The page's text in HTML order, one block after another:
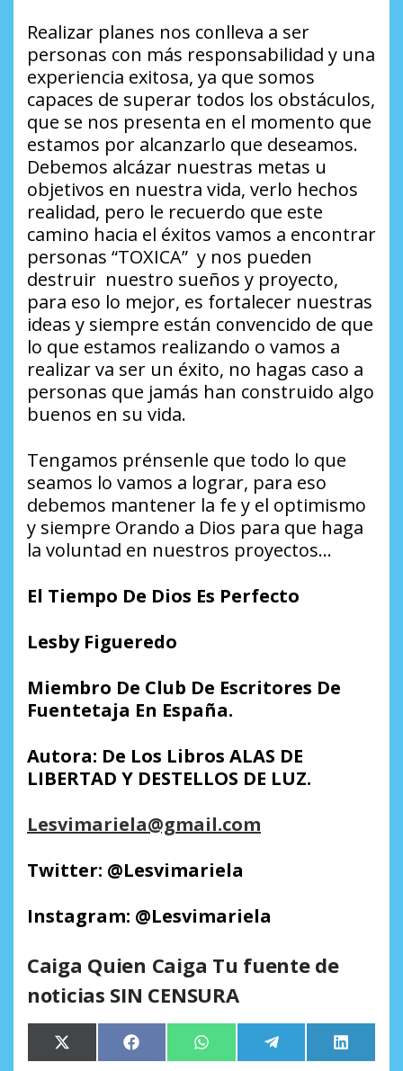
Realizar planes nos conlleva a ser
personas con más responsabilidad y una
experiencia exitosa, ya que somos
capaces de superar todos los obstáculos,
que se nos presenta en el momento que
estamos por alcanzarlo que deseamos.
Debemos alcázar nuestras metas u
objetivos en nuestra vida, verlo hechos
realidad, pero le recuerdo que este
camino hacia el éxitos vamos a encontrar
personas “TOXICA” y nos pueden
destruir nuestro sueños y proyecto,
para eso lo mejor, es fortalecer nuestras
ideas y siempre están convencido de que
lo que estamos realizando o vamos a
realizar va ser un éxito, no hagas caso a
personas que jamás han construido algo
buenos en su vida.
Tengamos prénsenle que todo lo que
seamos lo vamos a lograr, para eso
debemos mantener la fe y el optimismo
y siempre Orando a Dios para que haga
la voluntad en nuestros proyectos…
El Tiempo De Dios Es Perfecto
Lesby Figueredo
Miembro De Club De Escritores De
Fuentetaja En España.
Autora: De Los Libros ALAS DE
LIBERTAD Y DESTELLOS DE LUZ.
Lesvimariela@gmail.com
Twitter: @Lesvimariela
Instagram: @Lesvimariela
Caiga Quien Caiga Tu fuente de
noticias SIN CENSURA
Compartir
en
X
(Twitter)
Compartir
en
Facebook Compartir
en
WhatsApp Compartir
en
Telegram
en
LinkedIn